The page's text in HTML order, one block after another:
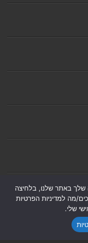
שלך באתר שלנו, בלחיצה
מה למדיניות הפרטיות
שלי.